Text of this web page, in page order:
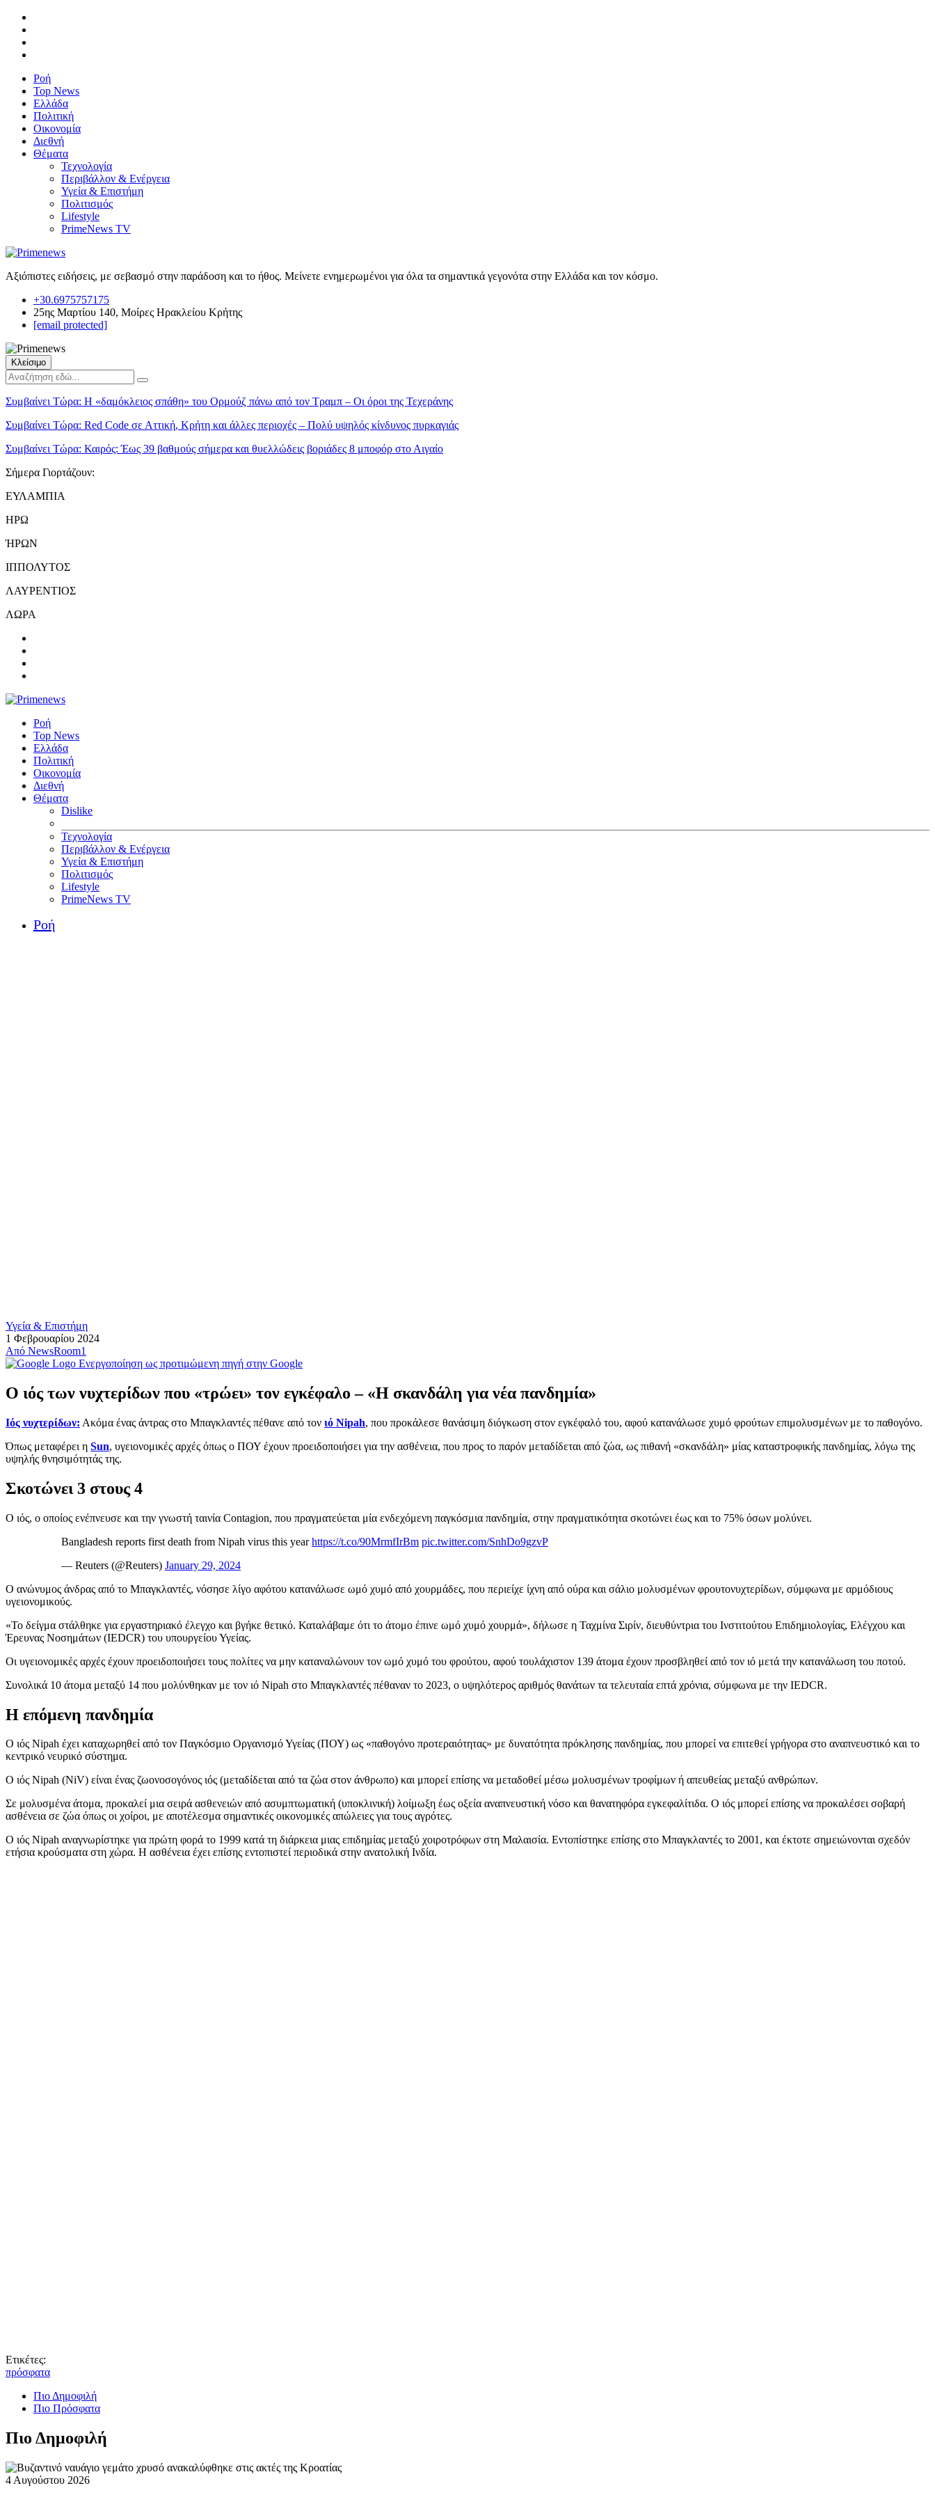
Ροή
Top News
Ελλάδα
Πολιτική
Οικονομία
Διεθνή
Θέματα
Τεχνολογία
Περιβάλλον & Ενέργεια
Υγεία & Επιστήμη
Πολιτισμός
Lifestyle
PrimeNews TV
Αξιόπιστες ειδήσεις, με σεβασμό στην παράδοση και το ήθος. Μείνετε ενημερωμένοι για όλα τα σημαντικά γεγονότα στην Ελλάδα και τον κόσμο.
+30.6975757175
25ης Μαρτίου 140, Μοίρες Ηρακλείου Κρήτης
[email protected]
Κλείσιμο
Συμβαίνει Τώρα: Η «δαμόκλειος σπάθη» του Ορμούζ πάνω από τον Τραμπ – Οι όροι της Τεχεράνης
Συμβαίνει Τώρα: Red Code σε Αττική, Κρήτη και άλλες περιοχές – Πολύ υψηλός κίνδυνος πυρκαγιάς
Συμβαίνει Τώρα: Καιρός: Έως 39 βαθμούς σήμερα και θυελλώδεις βοριάδες 8 μποφόρ στο Αιγαίο
Σήμερα Γιορτάζουν:
ΕΥΛΑΜΠΙΑ
ΗΡΩ
ΉΡΩΝ
ΙΠΠΟΛΥΤΟΣ
ΛΑΥΡΕΝΤΙΟΣ
ΛΩΡΑ
Ροή
Top News
Ελλάδα
Πολιτική
Οικονομία
Διεθνή
Θέματα
Dislike
Τεχνολογία
Περιβάλλον & Ενέργεια
Υγεία & Επιστήμη
Πολιτισμός
Lifestyle
PrimeNews TV
Ροή
Υγεία & Επιστήμη
1 Φεβρουαρίου 2024
Από NewsRoom1
Ενεργοποίηση ως προτιμώμενη πηγή στην Google
Ο ιός των νυχτερίδων που «τρώει» τον εγκέφαλο – «Η σκανδάλη για νέα πανδημία»
Ιός νυχτερίδων: Ακόμα ένας άντρας στο Μπαγκλαντές πέθανε από τον ιό Nipah, που προκάλεσε θανάσιμη διόγκωση στον εγκέφαλό του, αφού κατανάλωσε χυμό φρούτων επιμολυσμένων με το παθογόνο.
Όπως μεταφέρει η Sun, υγειονομικές αρχές όπως ο ΠΟΥ έχουν προειδοποιήσει για την ασθένεια, που προς το παρόν μεταδίδεται από ζώα, ως πιθανή «σκανδάλη» μίας καταστροφικής πανδημίας, λόγω της
υψηλής θνησιμότητάς της.
Σκοτώνει 3 στους 4
Ο ιός, ο οποίος ενέπνευσε και την γνωστή ταινία Contagion, που πραγματεύεται μία ενδεχόμενη παγκόσμια πανδημία, στην πραγματικότητα σκοτώνει έως και το 75% όσων μολύνει.
Bangladesh reports first death from Nipah virus this yearhttps://t.co/90MrmfIrBm pic.twitter.com/SnhDo9gzvP
— Reuters (@Reuters) January 29, 2024
Ο ανώνυμος άνδρας από το Μπαγκλαντές, νόσησε λίγο αφότου κατανάλωσε ωμό χυμό από χουρμάδες, που περιείχε ίχνη από ούρα και σάλιο μολυσμένων φρουτονυχτερίδων, σύμφωνα με αρμόδιους
υγειονομικούς.
«Το δείγμα στάλθηκε για εργαστηριακό έλεγχο και βγήκε θετικό. Καταλάβαμε ότι το άτομο έπινε ωμό χυμό χουρμά», δήλωσε η Ταχμίνα Σιρίν, διευθύντρια του Ινστιτούτου Επιδημιολογίας, Ελέγχου και
Έρευνας Νοσημάτων (IEDCR) του υπουργείου Υγείας.
Οι υγειονομικές αρχές έχουν προειδοποιήσει τους πολίτες να μην καταναλώνουν τον ωμό χυμό του φρούτου, αφού τουλάχιστον 139 άτομα έχουν προσβληθεί από τον ιό μετά την κατανάλωση του ποτού.
Συνολικά 10 άτομα μεταξύ 14 που μολύνθηκαν με τον ιό Nipah στο Μπαγκλαντές πέθαναν το 2023, ο υψηλότερος αριθμός θανάτων τα τελευταία επτά χρόνια, σύμφωνα με την IEDCR.
Η επόμενη πανδημία
Ο ιός Nipah έχει καταχωρηθεί από τον Παγκόσμιο Οργανισμό Υγείας (ΠΟΥ) ως «παθογόνο προτεραιότητας» με δυνατότητα πρόκλησης πανδημίας, που μπορεί να επιτεθεί γρήγορα στο αναπνευστικό και το
κεντρικό νευρικό σύστημα.
Ο ιός Nipah (NiV) είναι ένας ζωονοσογόνος ιός (μεταδίδεται από τα ζώα στον άνθρωπο) και μπορεί επίσης να μεταδοθεί μέσω μολυσμένων τροφίμων ή απευθείας μεταξύ ανθρώπων.
Σε μολυσμένα άτομα, προκαλεί μια σειρά ασθενειών από ασυμπτωματική (υποκλινική) λοίμωξη έως οξεία αναπνευστική νόσο και θανατηφόρα εγκεφαλίτιδα. Ο ιός μπορεί επίσης να προκαλέσει σοβαρή
ασθένεια σε ζώα όπως οι χοίροι, με αποτέλεσμα σημαντικές οικονομικές απώλειες για τους αγρότες.
Ο ιός Nipah αναγνωρίστηκε για πρώτη φορά το 1999 κατά τη διάρκεια μιας επιδημίας μεταξύ χοιροτρόφων στη Μαλαισία. Εντοπίστηκε επίσης στο Μπαγκλαντές το 2001, και έκτοτε σημειώνονται σχεδόν
ετήσια κρούσματα στη χώρα. Η ασθένεια έχει επίσης εντοπιστεί περιοδικά στην ανατολική Ινδία.
Ετικέτες:
πρόσφατα
Πιο Δημοφιλή
Πιο Πρόσφατα
Πιο Δημοφιλή
4 Αυγούστου 2026